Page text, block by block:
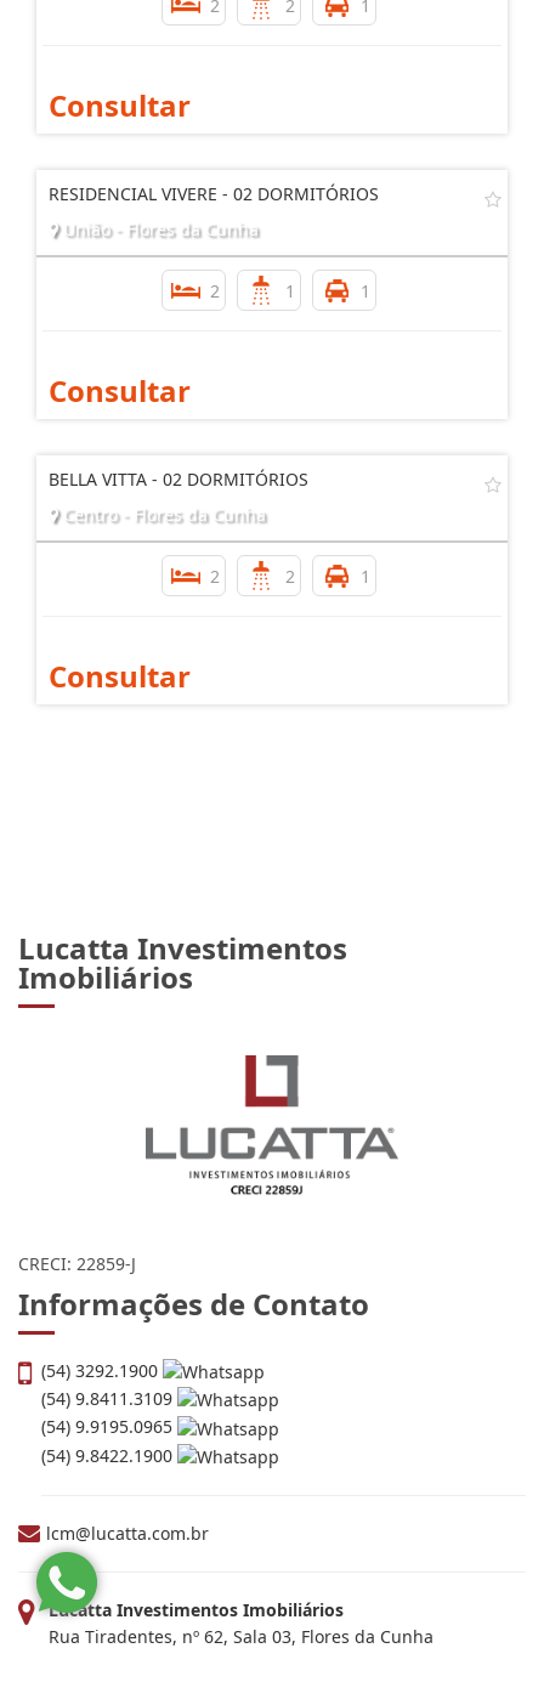
2 2 1
Consultar
RESIDENCIAL VIVERE - 02 DORMITÓRIOS
União - Flores da Cunha
2 1 1
Consultar
BELLA VITTA - 02 DORMITÓRIOS
Centro - Flores da Cunha
2 2 1
Consultar
Lucatta Investimentos
Imobiliários
CRECI: 22859-J
Informações de Contato
(54) 3292.1900
(54) 9.8411.3109
(54) 9.9195.0965
(54) 9.8422.1900
lcm@lucatta.com.br
Lucatta Investimentos Imobiliários
Rua Tiradentes, nº 62, Sala 03, Flores da Cunha